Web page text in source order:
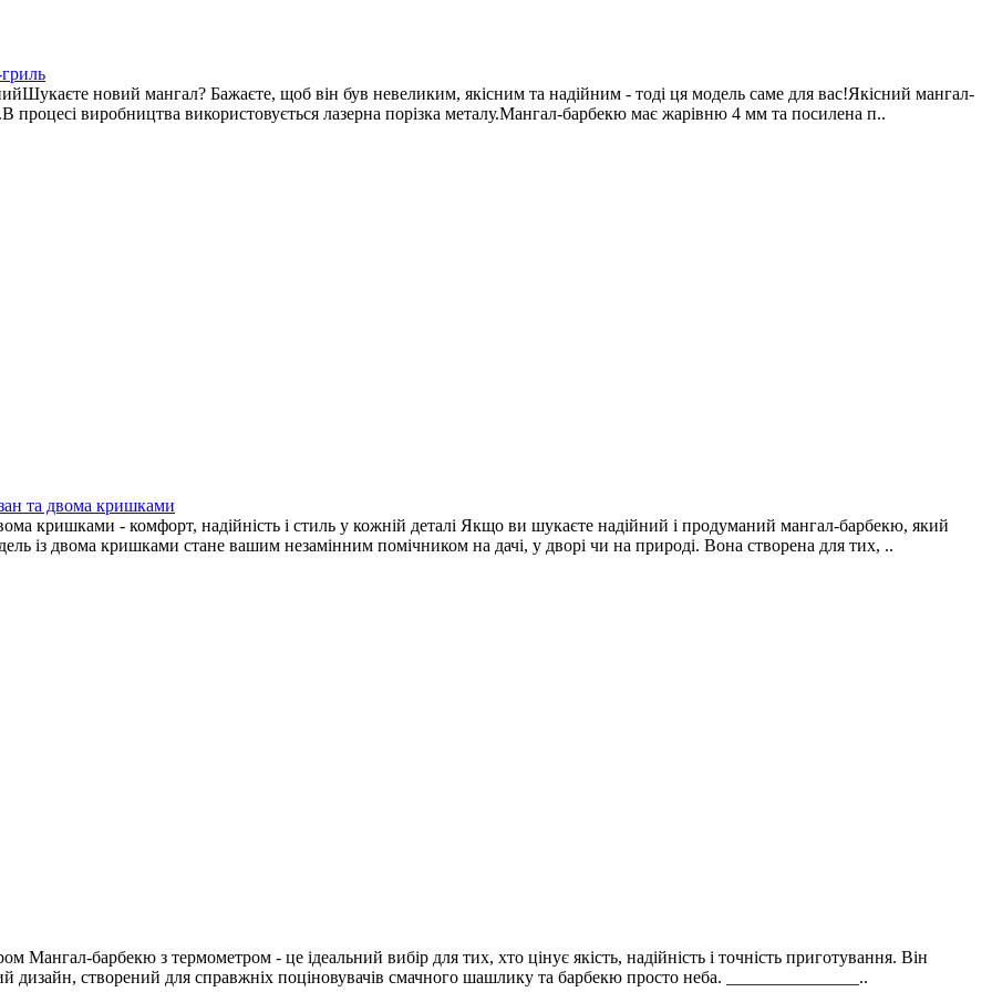
новий мангал? Бажаєте, щоб він був невеликим, якісним та надійним - тоді ця модель саме для вас!Якісний мангал-
процесі виробництва використовується лазерна порізка металу.Мангал-барбекю має жарівню 4 мм та посилена п..
та двома кришками
кришками - комфорт, надійність і стиль у кожній деталі Якщо ви шукаєте надійний і продуманий мангал-барбекю, який
із двома кришками стане вашим незамінним помічником на дачі, у дворі чи на природі. Вона створена для тих, ..
барбекю з термометром - це ідеальний вибір для тих, хто цінує якість, надійність і точність приготування. Він
дизайн, створений для справжніх поціновувачів смачного шашлику та барбекю просто неба. _______________..